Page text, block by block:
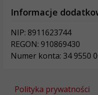
Informacje
NIP: 8911623744
REGON: 910869430
Numer konta: 34 9550
Polityka prywatności